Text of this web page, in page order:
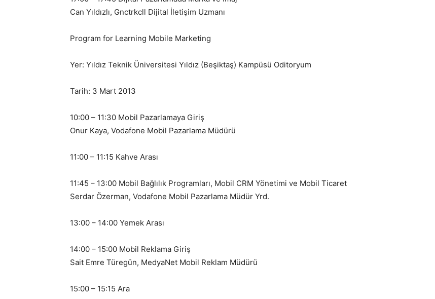
Can Yıldızlı, Gnctrkcll Dijital İletişim Uzmanı
Program for Learning Mobile Marketing
Yer: Yıldız Teknik Üniversitesi Yıldız (Beşiktaş) Kampüsü Oditoryum
Tarih: 3 Mart 2013
10:00 – 11:30 Mobil Pazarlamaya Giriş
Onur Kaya, Vodafone Mobil Pazarlama Müdürü
11:00 – 11:15 Kahve Arası
11:45 – 13:00 Mobil Bağlılık Programları, Mobil CRM Yönetimi ve Mobil Ticaret
Serdar Özerman, Vodafone Mobil Pazarlama Müdür Yrd.
13:00 – 14:00 Yemek Arası
14:00 – 15:00 Mobil Reklama Giriş
Sait Emre Türegün, MedyaNet Mobil Reklam Müdürü
15:00 – 15:15 Ara